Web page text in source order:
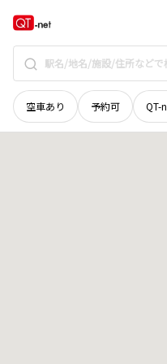
空車あり 予約可 QT-
宮城県